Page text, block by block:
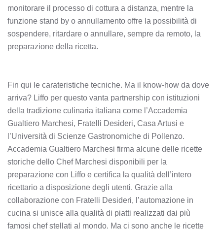
monitorare il processo di cottura a distanza, mentre la
funzione stand by o annullamento offre la possibilità di
sospendere, ritardare o annullare, sempre da remoto, la
preparazione della ricetta.
Fin qui le carateristiche tecniche. Ma il know-how da dove
arriva? Liffo per questo vanta partnership con istituzioni
della tradizione culinaria italiana come l’Accademia
Gualtiero Marchesi, Fratelli Desideri, Casa Artusi e
l’Università di Scienze Gastronomiche di Pollenzo.
Accademia Gualtiero Marchesi firma alcune delle ricette
storiche dello Chef Marchesi disponibili per la
preparazione con Liffo e certifica la qualità dell’intero
ricettario a disposizione degli utenti. Grazie alla
collaborazione con Fratelli Desideri, l’automazione in
cucina si unisce alla qualità di piatti realizzati dai più
famosi chef stellati al mondo. Ma ci sono anche le ricette